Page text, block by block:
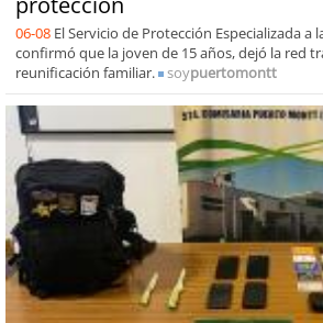
06-08 El Servicio de Protección Especializada a
confirmó que la joven de 15 años, dejó la red
reunificación familiar.
soypuertomontt